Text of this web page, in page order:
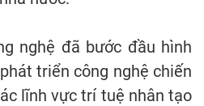
nghệ đã bước đầu hình
triển công nghệ chiến
lĩnh vực trí tuệ nhân tạo